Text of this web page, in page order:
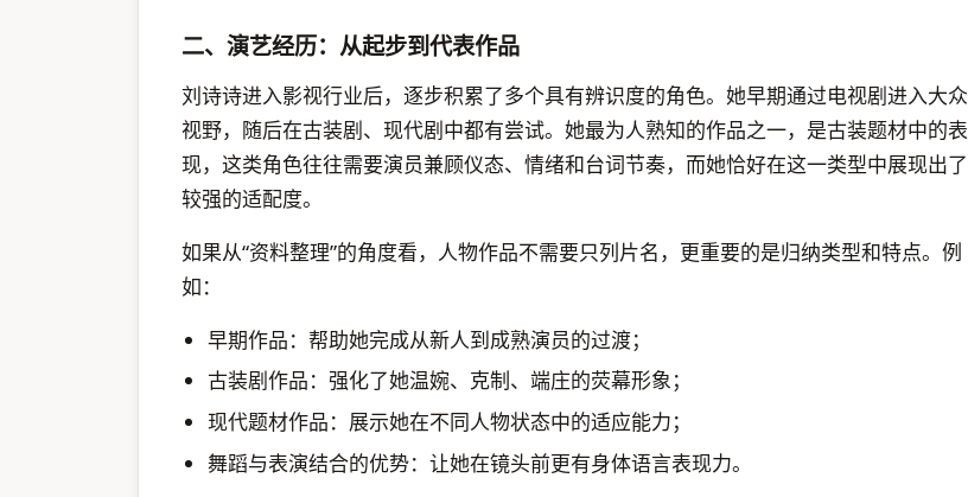
二、演艺经历：从起步到代表作品
刘诗诗进入影视行业后，逐步积累了多个具有辨识度的角色。她早期通过电视剧进入大众
视野，随后在古装剧、现代剧中都有尝试。她最为人熟知的作品之一，是古装题材中的表
现，这类角色往往需要演员兼顾仪态、情绪和台词节奏，而她恰好在这一类型中展现出了
较强的适配度。
如果从“资料整理”的角度看，人物作品不需要只列片名，更重要的是归纳类型和特点。例
如：
早期作品：帮助她完成从新人到成熟演员的过渡；
古装剧作品：强化了她温婉、克制、端庄的荧幕形象；
现代题材作品：展示她在不同人物状态中的适应能力；
舞蹈与表演结合的优势：让她在镜头前更有身体语言表现力。